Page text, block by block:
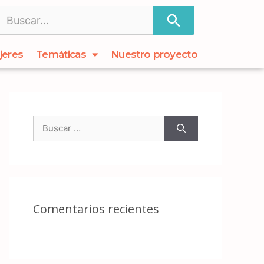
Temáticas Nuestro proyecto
Comentarios recientes